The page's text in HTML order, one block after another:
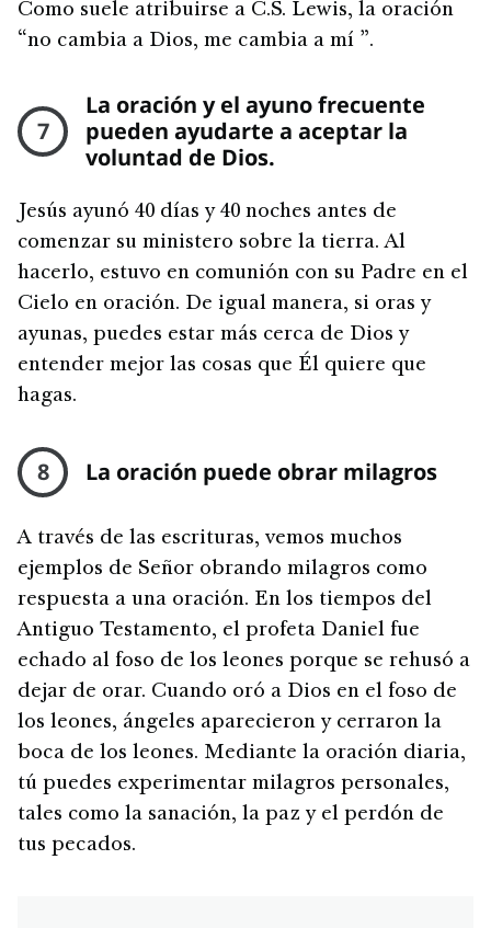
Como suele atribuirse a C.S. Lewis, la oración
“no cambia a Dios, me cambia a mí ”.
7
La oración y el ayuno frecuente
pueden ayudarte a aceptar la
voluntad de Dios.
Jesús ayunó 40 días y 40 noches antes de
comenzar su ministero sobre la tierra. Al
hacerlo, estuvo en comunión con su Padre en el
Cielo en oración. De igual manera, si oras y
ayunas, puedes estar más cerca de Dios y
entender mejor las cosas que Él quiere que
hagas.
8 La oración puede obrar milagros
A través de las escrituras, vemos muchos
ejemplos de Señor obrando milagros como
respuesta a una oración. En los tiempos del
Antiguo Testamento, el profeta Daniel fue
echado al foso de los leones porque se rehusó a
dejar de orar. Cuando oró a Dios en el foso de
los leones, ángeles aparecieron y cerraron la
boca de los leones. Mediante la oración diaria,
tú puedes experimentar milagros personales,
tales como la sanación, la paz y el perdón de
tus pecados.